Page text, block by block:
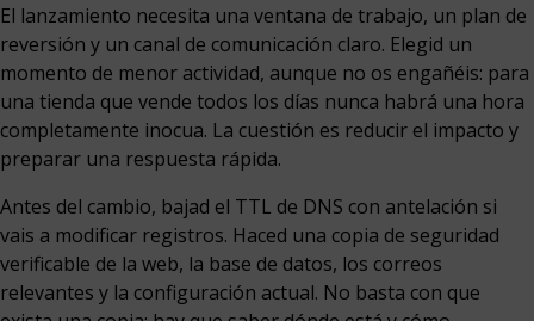
El lanzamiento necesita una ventana de trabajo, un plan de
reversión y un canal de comunicación claro. Elegid un
momento de menor actividad, aunque no os engañéis: para
una tienda que vende todos los días nunca habrá una hora
completamente inocua. La cuestión es reducir el impacto y
preparar una respuesta rápida.
Antes del cambio, bajad el TTL de DNS con antelación si
vais a modificar registros. Haced una copia de seguridad
verificable de la web, la base de datos, los correos
relevantes y la configuración actual. No basta con que